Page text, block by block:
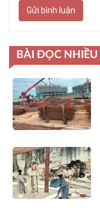
Gửi bình luận
BÀI ĐỌC NHIỀU